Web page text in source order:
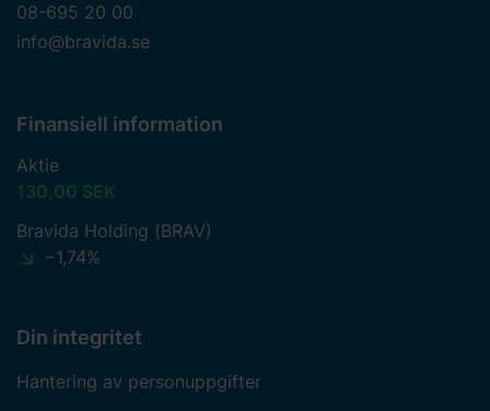
08-695 20 00
info@bravida.se
Finansiell information
Aktie
130,00 SEK
Bravida Holding (BRAV)
−1,74%
Din integritet
Hantering av personuppgifter